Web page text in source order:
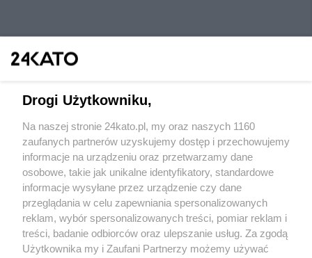
Wydawca mediów lokalnych
Nie zapomnij
zapoznać się z:
polityką prywatności regulamin korzystania z portali
Twojemiasto Skontaktuj sięz nami
Drogi Użytkowniku,
Na naszej stronie 24kato.pl, my oraz naszych 1160
zaufanych partnerów uzyskujemy dostęp i przechowujemy
informacje na urządzeniu oraz przetwarzamy dane
osobowe, takie jak unikalne identyfikatory, standardowe
informacje wysyłane przez urządzenie czy dane
przeglądania w celu zapewniania spersonalizowanych
reklam, wybór spersonalizowanych treści, pomiar reklam i
treści, badanie odbiorców oraz ulepszanie usług. Za zgodą
Użytkownika my i Zaufani Partnerzy możemy używać